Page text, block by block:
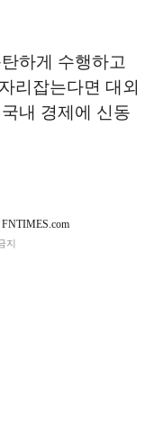
하게 수행하고
리잡는다면 대외
내 경제에 신동
지